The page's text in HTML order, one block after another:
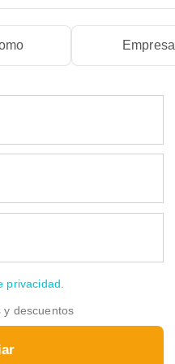
Empresa
privacidad
y descuentos